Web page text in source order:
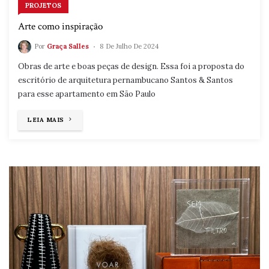
PROJETOS
Arte como inspiração
Por Graça Salles 8 De Julho De 2024
Obras de arte e boas peças de design. Essa foi a proposta do
escritório de arquitetura pernambucano Santos & Santos
para esse apartamento em São Paulo
LEIA MAIS